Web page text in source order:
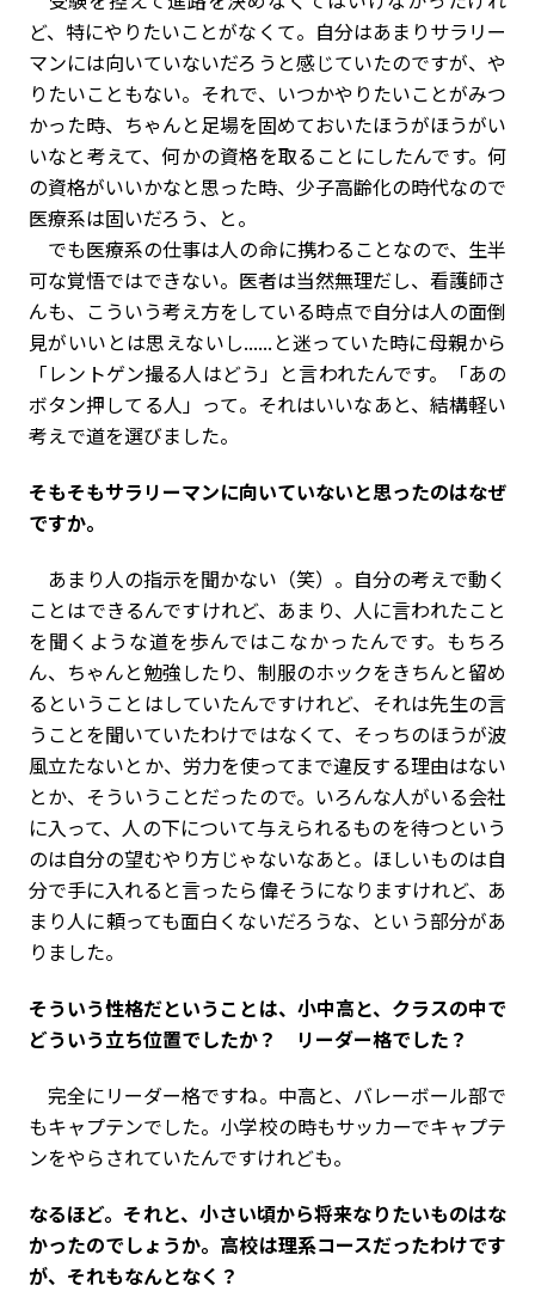
ど、特にやりたいことがなくて。自分はあまりサラリー
マンには向いていないだろうと感じていたのですが、や
りたいこともない。それで、いつかやりたいことがみつ
かった時、ちゃんと足場を固めておいたほうがほうがい
いなと考えて、何かの資格を取ることにしたんです。何
の資格がいいかなと思った時、少子高齢化の時代なので
医療系は固いだろう、と。
でも医療系の仕事は人の命に携わることなので、生半
可な覚悟ではできない。医者は当然無理だし、看護師さ
んも、こういう考え方をしている時点で自分は人の面倒
見がいいとは思えないし......と迷っていた時に母親から
「レントゲン撮る人はどう」と言われたんです。「あの
ボタン押してる人」って。それはいいなあと、結構軽い
考えで道を選びました。
――そもそもサラリーマンに向いていないと思ったのはなぜ
ですか。
あまり人の指示を聞かない（笑）。自分の考えで動く
ことはできるんですけれど、あまり、人に言われたこと
を聞くような道を歩んではこなかったんです。もちろ
ん、ちゃんと勉強したり、制服のホックをきちんと留め
るということはしていたんですけれど、それは先生の言
うことを聞いていたわけではなくて、そっちのほうが波
風立たないとか、労力を使ってまで違反する理由はない
とか、そういうことだったので。いろんな人がいる会社
に入って、人の下について与えられるものを待つという
のは自分の望むやり方じゃないなあと。ほしいものは自
分で手に入れると言ったら偉そうになりますけれど、あ
まり人に頼っても面白くないだろうな、という部分があ
りました。
――そういう性格だということは、小中高と、クラスの中で
どういう立ち位置でしたか？ リーダー格でした？
完全にリーダー格ですね。中高と、バレーボール部で
もキャプテンでした。小学校の時もサッカーでキャプテ
ンをやらされていたんですけれども。
――なるほど。それと、小さい頃から将来なりたいものはな
かったのでしょうか。高校は理系コースだったわけです
が、それもなんとなく？